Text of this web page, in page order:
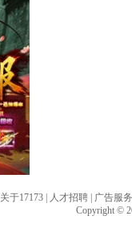
关于17173 人才招聘
广告服务
Copyright ©